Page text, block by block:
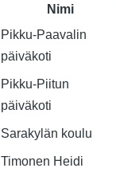
Nimi
Pikku-Paavalin
päiväkoti
Pikku-Piitun
päiväkoti
Sarakylän koulu
Timonen Heidi